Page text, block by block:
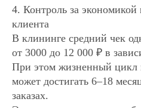
4. Контроль за
клиента
В клининге средний чек
от 3000 до 12 000 ₽ в
При этом жизненный цикл
может достигать 6–18
заказах.